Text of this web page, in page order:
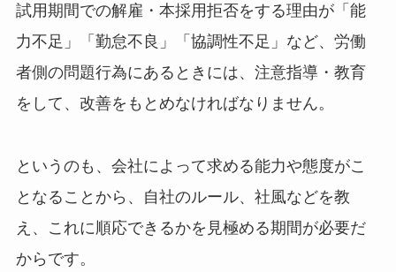
試用期間での解雇・本採用拒否をする理由が「能
力不足」「勤怠不良」「協調性不足」など、労働
者側の問題行為にあるときには、注意指導・教育
をして、改善をもとめなければなりません。
というのも、会社によって求める能力や態度がこ
となることから、自社のルール、社風などを教
え、これに順応できるかを見極める期間が必要だ
からです。